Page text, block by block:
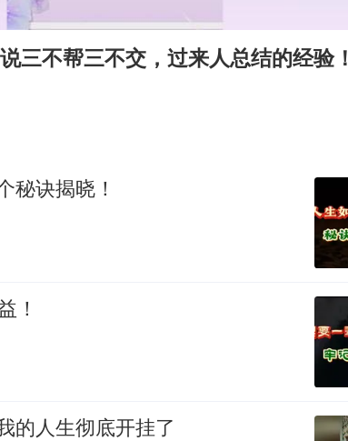
火灾或由烟头引起
告全体市民书》
朵朵为佟丽娅庆生
三不帮三不交，过来人总结的经验！
秘诀揭晓！
！
的人生彻底开挂了